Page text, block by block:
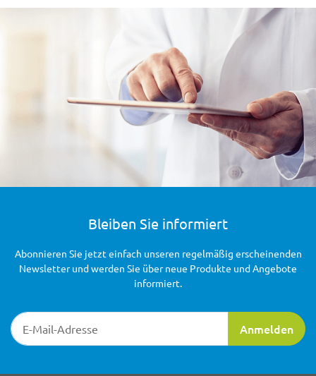
Bleiben Sie informiert
Newsletter-Registrierung
Anmelden
Abonnieren Sie jetzt einfach unseren regelmäßig erscheinenden
Newsletter und werden Sie über neue Produkte und Angebote
informiert.